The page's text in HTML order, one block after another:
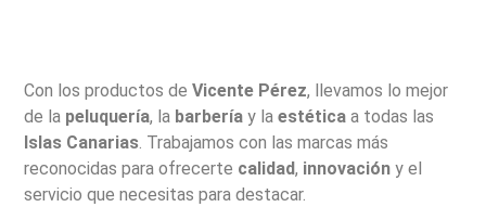
Con los productos deVicente Pérez, llevamos lo mejor
de la peluquería, la barbería y laestética a todas las
Islas Canarias . Trabajamos con las marcas más
reconocidas para ofrecerte calidad, innovación y el
servicio que necesitas para destacar.